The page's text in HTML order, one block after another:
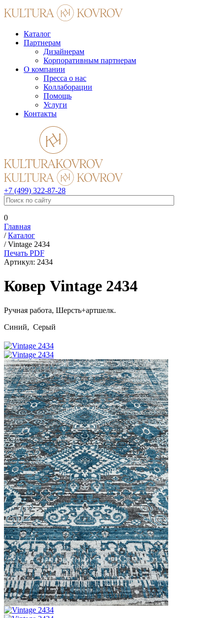
Каталог
Партнерам
Дизайнерам
Корпоративным партнерам
О компании
Пресса о нас
Коллаборации
Помощь
Услуги
Контакты
+7 (499) 322-87-28
0
Главная
/Каталог
/Vintage 2434
Печать PDF
Артикул: 2434
Ковер Vintage 2434
Ручная работа, Шерсть+артшелк.
Синий, Серый